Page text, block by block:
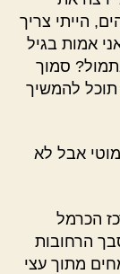
הייתי צריך
אמות בגיל
סמוך
להמשיך
אבל לא
הכרמל
הרחובות
מתוך עצי